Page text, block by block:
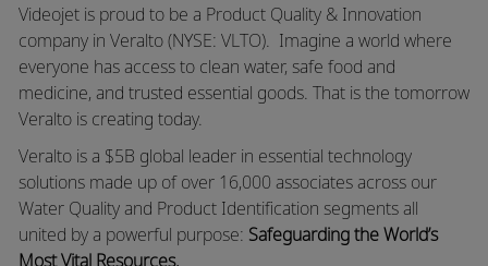
Videojet is proud to be a Product Quality & Innovation
company in Veralto (NYSE: VLTO). Imagine a world where
everyone has access to clean water, safe food and
medicine, and trusted essential goods. That is the tomorrow
Veralto is creating today.
Veralto is a $5B global leader in essential technology
solutions made up of over 16,000 associates across our
Water Quality and Product Identification segments all
united by a powerful purpose: Safeguarding the World’s
Most Vital Resources.